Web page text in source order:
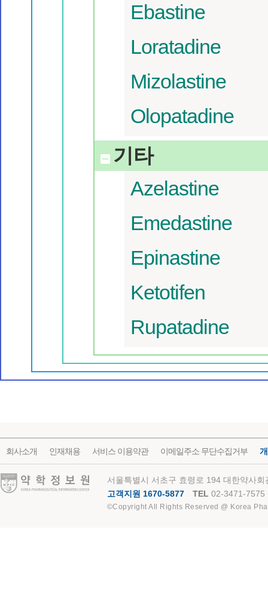
Ebastine
Loratadine
Mizolastine
Olopatadine
기타
Azelastine
Emedastine
Epinastine
Ketotifen
Rupatadine
회사소개 인재채용 서비스 이용약관 이메일주소 무단수집거부
약학정보원
서울특별시 서초구 효령로 194 대한약사
고객지원 1670-5877
TEL 02-3471-7575
©Copyright All Rights Reserved @ Korea